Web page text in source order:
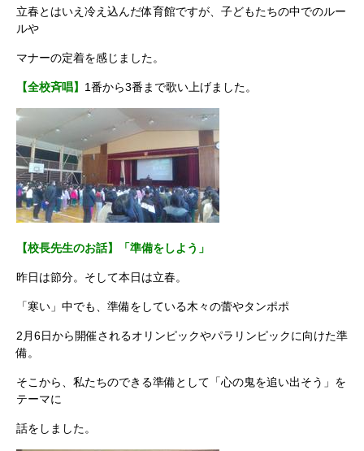
立春とはいえ冷え込んだ体育館ですが、子どもたちの中でのルー
ルや
マナーの定着を感じました。
【全校斉唱】 1番から3番まで歌い上げました。
【校長先生のお話】「準備をしよう」
昨日は節分。そして本日は立春。
「寒い」中でも、準備をしている木々の蕾やタンポポ
2月6日から開催されるオリンピックやパラリンピックに向けた準
備。
そこから、私たちのできる準備として「心の鬼を追い出そう」を
テーマに
話をしました。